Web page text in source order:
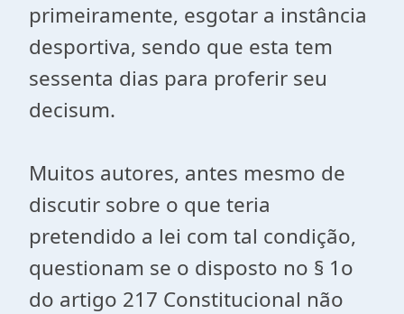
primeiramente, esgotar a instância
desportiva, sendo que esta tem
sessenta dias para proferir seu
decisum.
Muitos autores, antes mesmo de
discutir sobre o que teria
pretendido a lei com tal condição,
questionam se o disposto no § 1o
do artigo 217 Constitucional não